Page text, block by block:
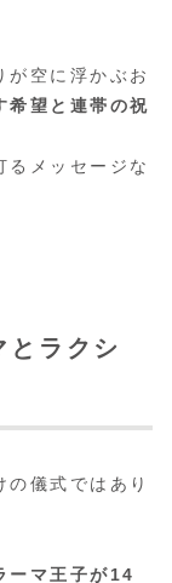
が空に浮かぶお
希望と連帯の祝
るメッセージな
ラクシ
儀式ではあり
ーマ王子が14